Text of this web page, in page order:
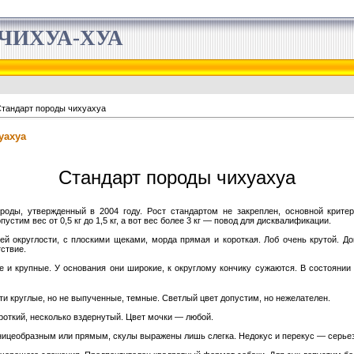
ХУА
породы чихуахуа
Стандарт породы чихуахуа
утвержденный в 2004 году. Рост стандартом не закреплен, основной
вес от 0,5 кг до 1,5 кг, а вот вес более 3 кг — повод для дисквалификации.
округлости, с плоскими щеками, морда прямая и короткая. Лоб очень крутой.
крупные. У основания они широкие, к округлому кончику сужаются. В состоянии
круглые, но не выпученные, темные. Светлый цвет допустим, но нежелателен.
несколько вздернутый. Цвет мочки — любой.
или прямым, скулы выражены лишь слегка. Недокус и перекус —